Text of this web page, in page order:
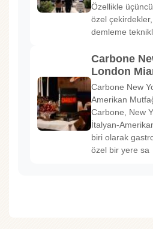
Özellikle
özel
demleme
Carbone
London
Carbone New
Amerikan
Carbone, New
İtalyan-
biri olarak
özel bir yere sa